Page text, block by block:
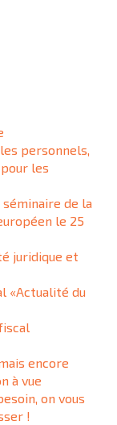
personnels,
les
séminaire de la
le 25
juridique et
«Actualité du
encore
à vue
on vous
!